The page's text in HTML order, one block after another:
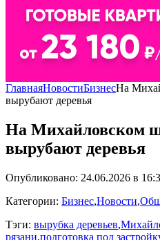
ГлавнаяНовостиБизнесНа
вырубают деревья
На Михайловском
вырубают деревья
Опубликовано: 24.06.2026 в
Категории: Бизнес,Новости,
Тэги: вырубка деревьев,
рязани,подготовка под